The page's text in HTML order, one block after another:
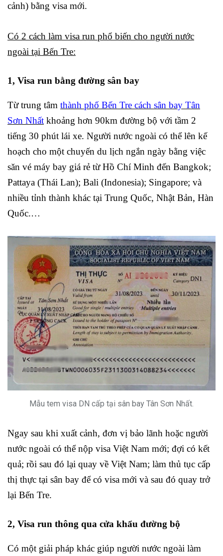
cảnh) bằng visa mới.
Có 2 cách làm visa run phổ biến cho người nước
ngoài tại Bến Tre:
1, Visa run bằng đường sân bay
Từ trung tâm thành phố Bến Tre cách sân bay Tân
Sơn Nhất khoảng hơn 90km đường bộ với tầm 2
tiếng 30 phút lái xe. Người nước ngoài có thể lên kế
hoạch cho một chuyến du lịch ngắn ngày bằng việc
săn vé máy bay giá rẻ từ Hồ Chí Minh đến Bangkok;
Pattaya (Thái Lan); Bali (Indonesia); Singapore; và
nhiều tỉnh thành khác tại Trung Quốc, Nhật Bản, Hàn
Quốc.…
Mẫu tem visa DN cấp tại sân bay Tân Sơn Nhất.
Ngay sau khi xuất cảnh, đơn vị bảo lãnh hoặc người
nước ngoài có thể nộp visa Việt Nam mới; đợi có kết
quả; rồi sau đó lại quay về Việt Nam; làm thủ tục cấp
thị thực tại sân bay để có visa mới và sau đó quay trở
lại Bến Tre.
2, Visa run thông qua cửa khẩu đường bộ
Có một giải pháp khác giúp người nước ngoài làm